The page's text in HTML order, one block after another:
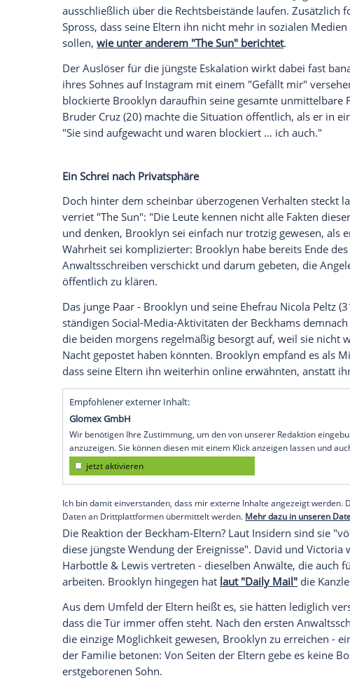
Der Familienstreit bei den Beckhams spitzt
Eltern David und Victoria Berichten zufolge
verlangt er, dass künftiger Kontakt
erfolgt.
Was als kleines Familien-Hickhack begann,
entwickelt. Brooklyn Beckham (26) hat seinen
Beckham (51) laut übereinstimmenden
Anwälte zukommen lassen. Die klare
ausschließlich über die Rechtsbeistände
Spross, dass seine Eltern ihn nicht mehr in
sollen,wie unter anderem "The Sun" berichtet .
Der Auslöser für die jüngste Eskalation wirkt
ihres Sohnes auf Instagram mit einem
blockierte Brooklyn daraufhin seine gesamte
Bruder Cruz (20) machte die Situation
"Sie sind aufgewacht und waren blockiert ... ich
Ein Schrei nach Privatsphäre
Doch hinter dem scheinbar überzogenen
verriet "The Sun": "Die Leute kennen nicht alle
und denken, Brooklyn sei einfach nur trotzig
Wahrheit sei komplizierter: Brooklyn habe
Anwaltsschreiben verschickt und darum
öffentlich zu klären.
Das junge Paar - Brooklyn und seine Ehefrau
ständigen Social-Media-Aktivitäten der
die beiden morgens regelmäßig besorgt auf,
Nacht gepostet haben könnten. Brooklyn
dass seine Eltern ihn weiterhin online
Empfohlener externer Inhalt:
Glomex GmbH